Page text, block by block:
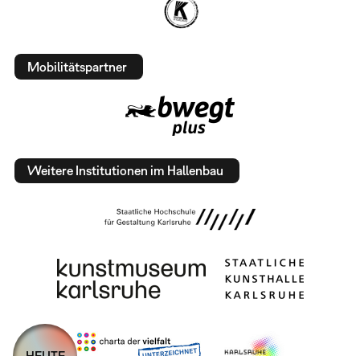
Mobilitätspartner
Weitere Institutionen im Hallenbau